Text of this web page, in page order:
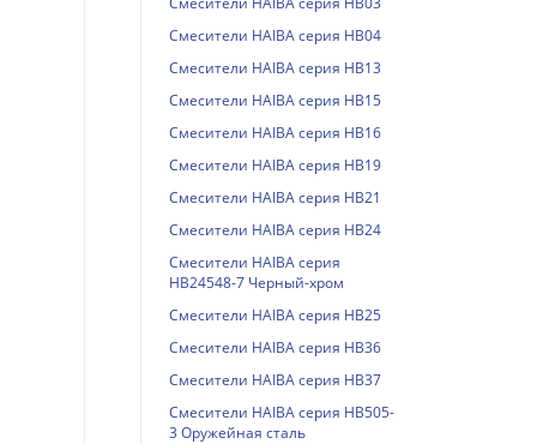
Смесители HAIBA серия HB04
Смесители HAIBA серия HB13
Смесители HAIBA серия HB15
Смесители HAIBA серия HB16
Смесители HAIBA серия HB19
Смесители HAIBA серия HB21
Смесители HAIBA серия HB24
Смесители HAIBA серия
HB24548-7 Черный-хром
Смесители HAIBA серия HB25
Смесители HAIBA серия HB36
Смесители HAIBA серия HB37
Смесители HAIBA серия HB505-
3 Оружейная сталь